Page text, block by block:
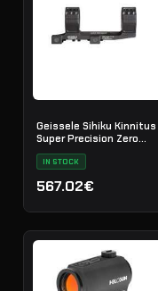
Geissele Sihiku Kinnitus
Super Precision Zero
Compromise 36mm -
IN STOCK
567.02€